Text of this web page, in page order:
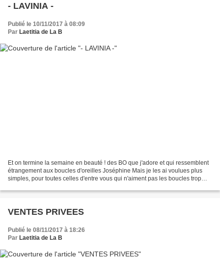
- LAVINIA -
Publié le 10/11/2017 à 08:09
Par Laetitia de La B
Et on termine la semaine en beauté ! des BO que j'adore et qui ressemblent
étrangement aux boucles d'oreilles Joséphine Mais je les ai voulues plus
simples, pour toutes celles d'entre vous qui n'aiment pas les boucles trop
VENTES PRIVEES
Publié le 08/11/2017 à 18:26
Par Laetitia de La B